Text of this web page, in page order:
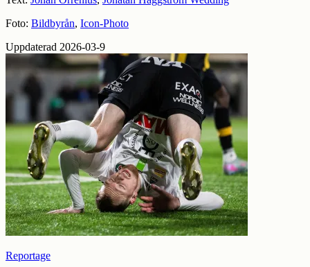
Foto: Bildbyrån, Icon-Photo
Uppdaterad 2026-03-9
Reportage